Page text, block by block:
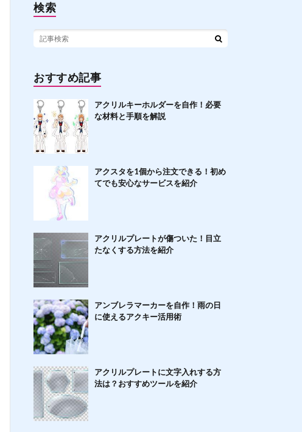
検索
おすすめ記事
アクリルキーホルダーを自作！必要
な材料と手順を解説
アクスタを1個から注文できる！初め
てでも安心なサービスを紹介
アクリルプレートが傷ついた！目立
たなくする方法を紹介
アンブレラマーカーを自作！雨の日
に使えるアクキー活用術
アクリルプレートに文字入れする方
法は？おすすめツールを紹介